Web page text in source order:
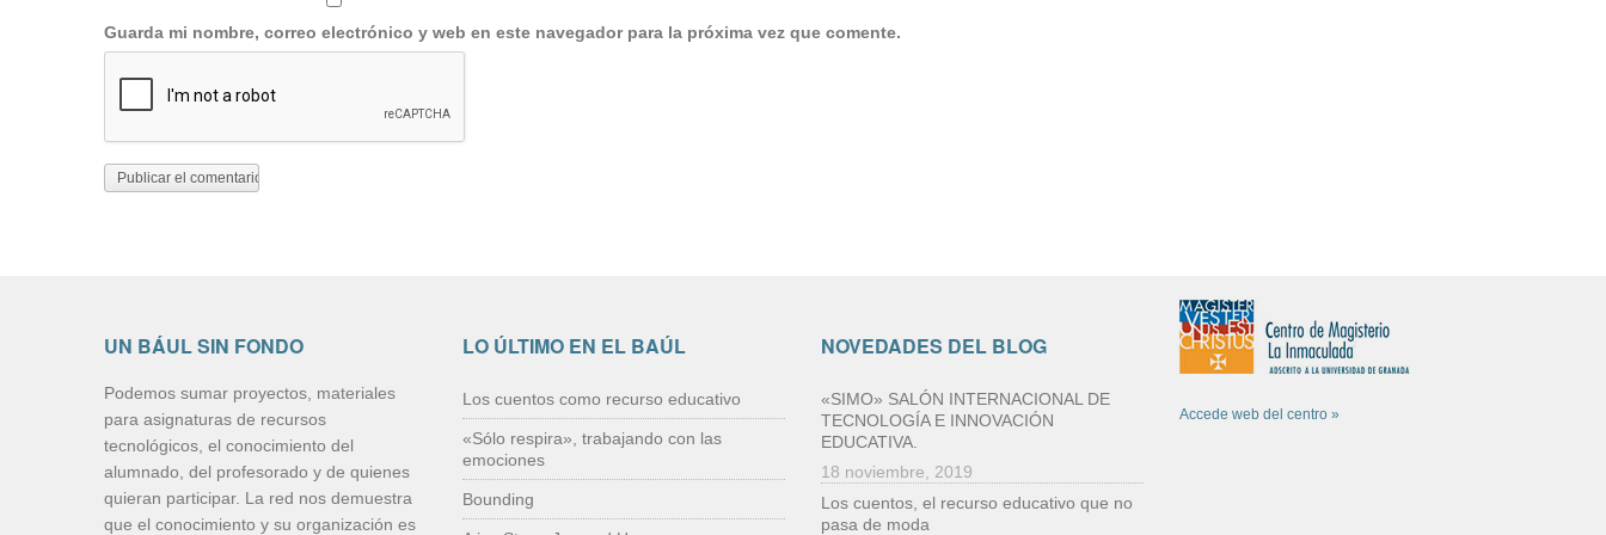
Guarda mi nombre, correo electrónico y web en este navegador para la próxima vez que comente.
UN BÁUL SIN FONDO
Podemos sumar proyectos, materiales
para asignaturas de recursos
tecnológicos, el conocimiento del
alumnado, del profesorado y de quienes
quieran participar. La red nos demuestra
que el conocimiento y su organización es
LO ÚLTIMO EN EL BAÚL
Los cuentos como recurso educativo
«Sólo respira», trabajando con las
emociones
Bounding
NOVEDADES DEL BLOG
«SIMO» SALÓN INTERNACIONAL DE
TECNOLOGÍA E INNOVACIÓN
EDUCATIVA.
18 noviembre, 2019
Los cuentos, el recurso educativo que no
pasa de moda
Accede web del centro »